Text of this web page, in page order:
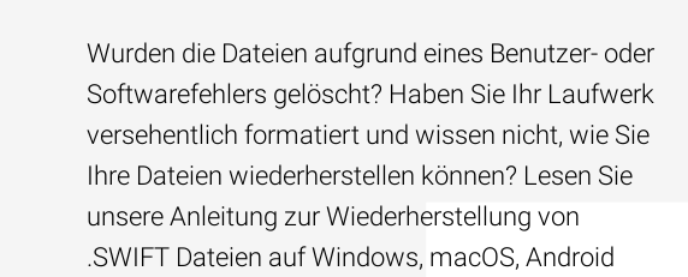
Wurden die Dateien aufgrund eines Benutzer- oder
Softwarefehlers gelöscht? Haben Sie Ihr Laufwerk
versehentlich formatiert und wissen nicht, wie Sie
Ihre Dateien wiederherstellen können? Lesen Sie
unsere Anleitung zur Wiederherstellung von
.SWIFT Dateien auf Windows, macOS, Android